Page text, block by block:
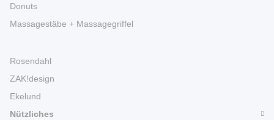
Donuts
Massagestäbe + Massagegriffel
Rosendahl
ZAK!design
Ekelund
Nützliches